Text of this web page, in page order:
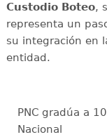
Custodio Boteo,
representa un
su integración en
entidad.
PNC gradúa a
Nacional